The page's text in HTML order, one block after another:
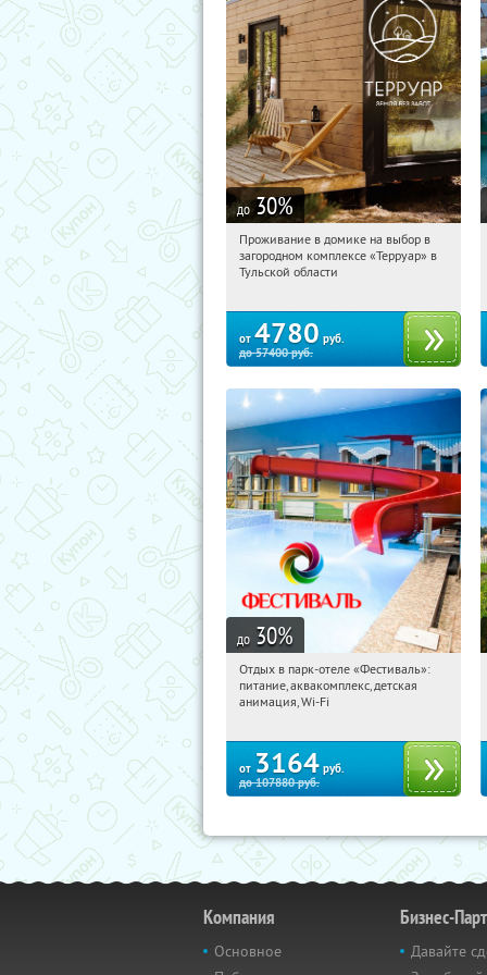
до 30%
04:07:58 Купили:
Тульская обл., Ясногорский р-н, с.
Проживание в домике на выбор в
загородном комплексе «Терруар» в
Тульской области
от 4780 руб.
до57400руб.
до 30%
04:07:58 Купили:
Рязанская обл., Клепиковский район,
Отдых в парк-отеле «Фестиваль»:
питание, аквакомплекс, детская
анимация, Wi-Fi
от 3164 руб.
до107880руб.
Компания
Основное
Бизнес-
Давайте